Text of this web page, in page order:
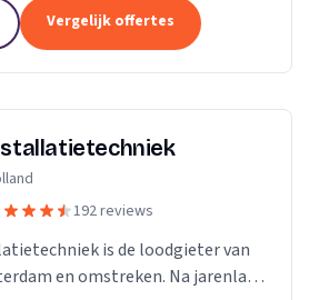
het leveren van hoogwaardige...
Vergelijk offertes
192 reviews
is de loodgieter van
en omstreken. Na jarenlang